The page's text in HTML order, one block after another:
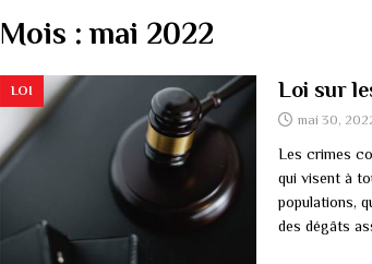
Mois :mai 2022
LOI Loi sur
mai 30,
Les crimes
qui visent à
populations,
des dégâts